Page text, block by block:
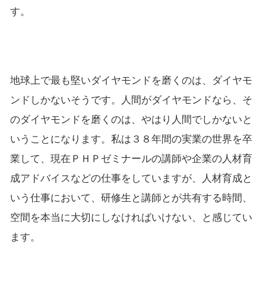
す。
地球上で最も堅いダイヤモンドを磨くのは、ダイヤモ
ンドしかないそうです。人間がダイヤモンドなら、そ
のダイヤモンドを磨くのは、やはり人間でしかないと
いうことになります。私は３８年間の実業の世界を卒
業して、現在ＰＨＰゼミナールの講師や企業の人材育
成アドバイスなどの仕事をしていますが、人材育成と
いう仕事において、研修生と講師とが共有する時間、
空間を本当に大切にしなければいけない、と感じてい
ます。